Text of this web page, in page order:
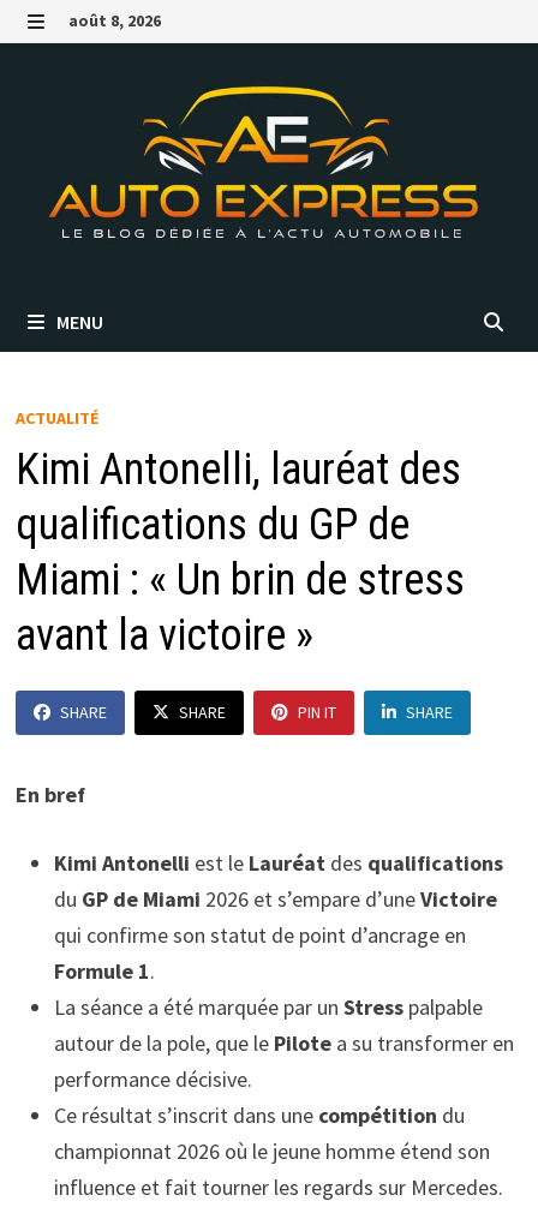
Passer
au MENU
août 8, 2026
MENU
ACTUALITÉ
Kimi Antonelli, lauréat des
qualifications du GP de
Miami : « Un brin de stress
avant la victoire »
SHARE SHARE PIN IT SHARE
En bref
Kimi Antonelli est le Lauréatdes qualifications
du GP de Miami 2026 et s’empare d’uneVictoire
qui confirme son statut de point d’ancrage en
Formule 1.
La séance a été marquée par un Stresspalpable
autour de la pole, que le Pilotea su transformer en
performance décisive.
Ce résultat s’inscrit dans une compétition du
championnat 2026 où le jeune homme étend son
influence et fait tourner les regards sur Mercedes.